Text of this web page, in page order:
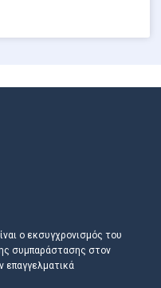
ο εκσυγχρονισμός του
συμπαράστασης στον
επαγγελματικά